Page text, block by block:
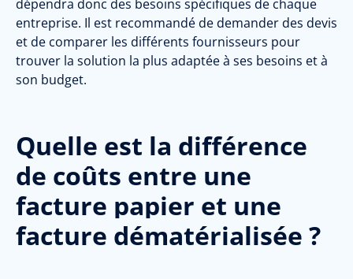
dépendra donc des besoins spécifiques de chaque
entreprise. Il est recommandé de demander des devis
et de comparer les différents fournisseurs pour
trouver la solution la plus adaptée à ses besoins et à
son budget.
Quelle est la différence
de coûts entre une
facture papier et une
facture dématérialisée ?